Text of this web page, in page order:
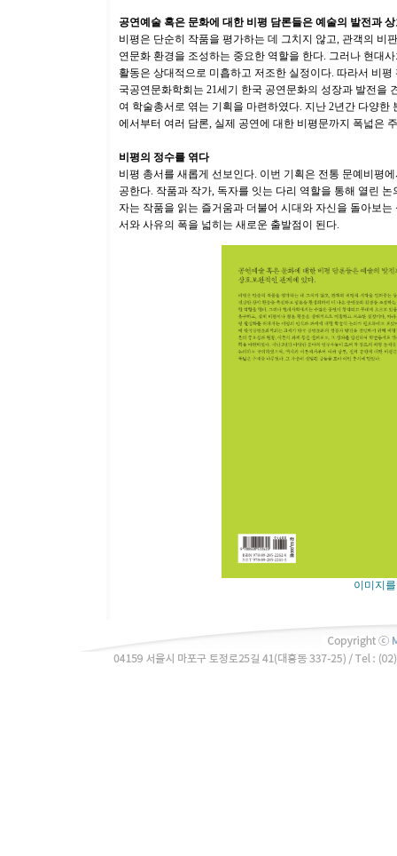
공연예술 혹은 문화에 대한 비평 담론들은 예술의 발전과
비평은 단순히 작품을 평가하는 데 그치지 않고, 관객의 비
연문화 환경을 조성하는 중요한 역할을 한다. 그러나 현대
활동은 상대적으로 미흡하고 저조한 실정이다. 따라서 비
국공연문화학회는 21세기 한국 공연문화의 성장과 발전을
여 학술총서로 엮는 기획을 마련하였다. 지난 2년간 다양
에서부터 여러 담론, 실제 공연에 대한 비평문까지 폭넓은
비평의 정수를 엮다
비평 총서를 새롭게 선보인다. 이번 기획은 전통 문예비평
공한다. 작품과 작가, 독자를 잇는 다리 역할을 통해 열린
자는 작품을 읽는 즐거움과 더불어 시대와 자신을 돌아보
서와 사유의 폭을 넓히는 새로운 출발점이 된다.
이미지